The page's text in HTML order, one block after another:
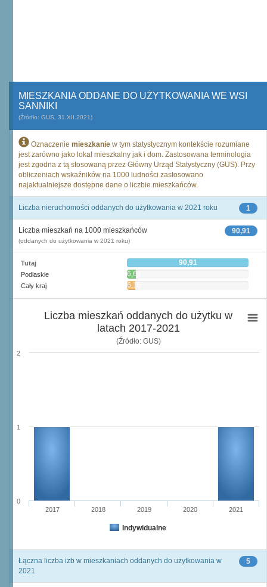
MIESZKANIA ODDANE DO UŻYTKOWANIA WE WSI
SANNIKI
(Źródło: GUS, 31.XII.2021)
Oznaczenie mieszkanie w tym statystycznym kontekście rozumiane
jest zarówno jako lokal mieszkalny jak i dom. Zastosowana terminologia
jest zgodna z tą stosowaną przez Główny Urząd Statystyczny (GUS). Przy
obliczeniach wskaźników na 1000 ludności zastosowano
najaktualniejsze dostępne dane o liczbie mieszkańców.
1
Liczba nieruchomości oddanych do użytkowania w 2021 roku
90,91
Liczba mieszkań na 1000 mieszkańców
(oddanych do użytkowania w 2021 roku)
Tutaj 90,91
Podlaskie 6,64
Cały kraj 6,16
Liczba mieszkań oddanych do użytku w
latach 2017-2021
(Źródło: GUS)
Indywidualne
2017 2018 2019 2020 2021
0
1
2
5
Łączna liczba izb w mieszkaniach oddanych do użytkowania w
2021